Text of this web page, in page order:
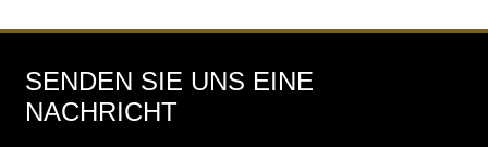
SENDEN SIE UNS EINE
NACHRICHT